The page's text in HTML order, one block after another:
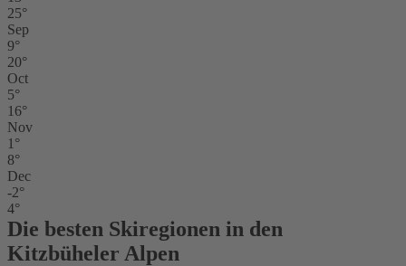
25°
Sep
9°
20°
Oct
5°
16°
Nov
1°
8°
Dec
-2°
4°
Die besten Skiregionen in den
Kitzbüheler Alpen